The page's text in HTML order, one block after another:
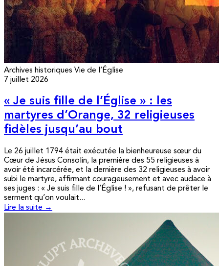
Archives historiques Vie de l’Église
7 juillet 2026
« Je suis fille de l’Église » : les
martyres d’Orange, 32 religieuses
fidèles jusqu’au bout
Le 26 juillet 1794 était exécutée la bienheureuse sœur du
Cœur de Jésus Consolin, la première des 55 religieuses à
avoir été incarcérée, et la dernière des 32 religieuses à avoir
subi le martyre, affirmant courageusement et avec audace à
ses juges : « Je suis fille de l’Église ! », refusant de prêter le
serment qu’on voulait...
Lire la suite →